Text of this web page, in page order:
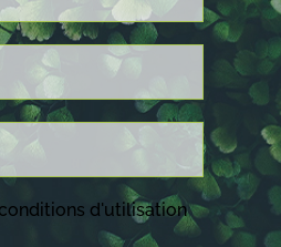
d'utilisation